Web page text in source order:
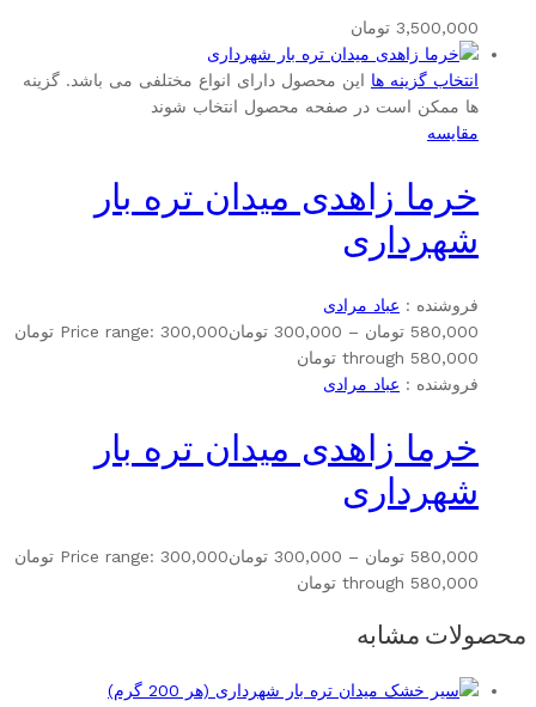
3,500,000 تومان
انتخاب گزینه ها این محصول دارای انواع مختلفی می باشد. گزینه
ها ممکن است در صفحه محصول انتخاب شوند
مقایسه
خرما زاهدی میدان تره بار
شهرداری
فروشنده : عباد مرادی
580,000 تومان –
300,000 تومان
Price range: 300,000 تومان
through 580,000 تومان
فروشنده : عباد مرادی
خرما زاهدی میدان تره بار
شهرداری
580,000 تومان –
300,000 تومان
Price range: 300,000 تومان
through 580,000 تومان
محصولات مشابه